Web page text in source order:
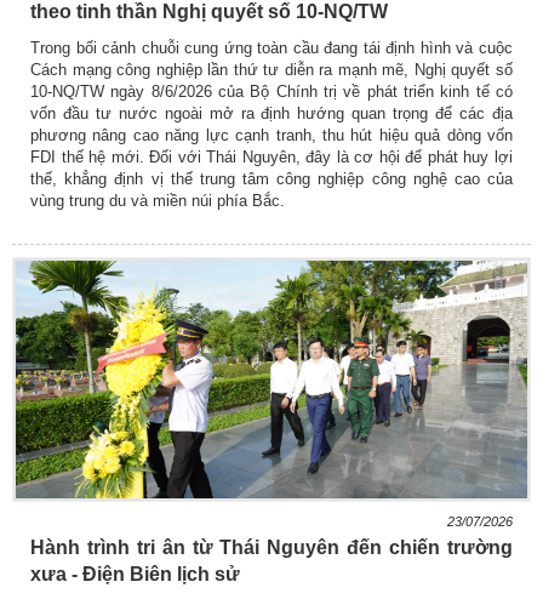
theo tinh thần Nghị quyết số 10-NQ/TW
Trong bối cảnh chuỗi cung ứng toàn cầu đang tái định hình và cuộc
Cách mạng công nghiệp lần thứ tư diễn ra mạnh mẽ, Nghị quyết số
10-NQ/TW ngày 8/6/2026 của Bộ Chính trị về phát triển kinh tế có
vốn đầu tư nước ngoài mở ra định hướng quan trọng để các địa
phương nâng cao năng lực cạnh tranh, thu hút hiệu quả dòng vốn
FDI thế hệ mới. Đối với Thái Nguyên, đây là cơ hội để phát huy lợi
thế, khẳng định vị thế trung tâm công nghiệp công nghệ cao của
vùng trung du và miền núi phía Bắc.
23/07/2026
Hành trình tri ân từ Thái Nguyên đến chiến trường
xưa - Điện Biên lịch sử